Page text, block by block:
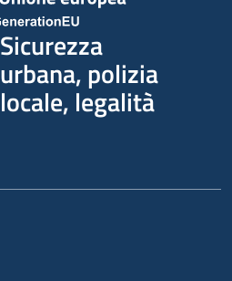
Sicurezza
urbana, polizia
locale, legalità